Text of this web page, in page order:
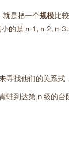
就是把一个规模比
的是 n-1, n-2, n-
寻找他们的关系式
蛙到达第 n 级的台